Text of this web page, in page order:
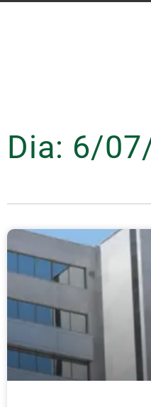
Dia: 6/